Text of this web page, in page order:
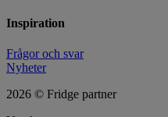
Inspiration
Frågor och svar
Nyheter
2026 © Fridge partner